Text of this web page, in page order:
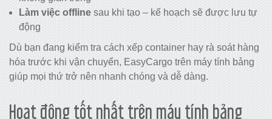
Làm việc offline sau khi tạo – kế hoạch sẽ được lưu tự
động
Dù bạn đang kiểm tra cách xếp container hay rà soát hàng
hóa trước khi vận chuyển, EasyCargo trên máy tính bảng
giúp mọi thứ trở nên nhanh chóng và dễ dàng.
Hoạt động tốt nhất trên máy tính bảng